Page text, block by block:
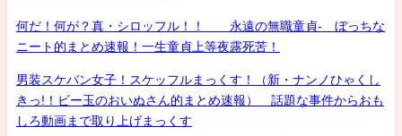
何だ！何が？真・シロッフル！！ 永遠の無職童貞- ぼっちな
ニート的まとめ速報！一生童貞上等夜露死苦！
男装スケバン女子！スケッフルまっくす！（新・ナンノひゃくし
きっ!！ビー玉のおいぬさん的まとめ速報） 話題な事件からおも
しろ動画まで取り上げまっくす